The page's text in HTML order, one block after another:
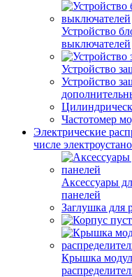
Устройство
выключателей
Устройство
Устройство
Частотомер
Электрические
числе
Аксессуары
панелей
Заглушка для
Крышка